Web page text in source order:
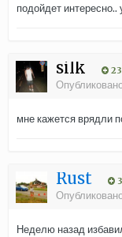
подойдет интересно..
silk 23
мне кажется врядли
Rust
Неделю назад